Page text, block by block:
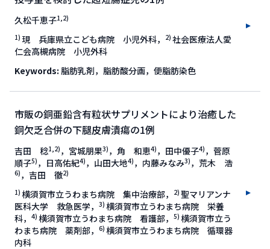
久松千恵子1,2)
1) 現 兵庫県立こども病院 小児外科， 2) 社会医療法人愛
仁会高槻病院 小児外科
Keywords: 脂肪乳剤，脂肪酸分画，便脂肪染色
市販の銅亜鉛含有粒状サプリメントにより治癒した
銅欠乏合併の下腿皮膚潰瘍の1例
吉田 稔1,2) ，宮城朋果3) ，角 和恵4) ，田中優子4) ，菅原
順子5) ，日高佑紀4) ，山田大地4) ，内藤みなみ3) ，荒木 浩
6) ，吉田 徹2)
1) 横須賀市立うわまち病院 集中治療部， 2) 聖マリアンナ
医科大学 救急医学， 3) 横須賀市立うわまち病院 栄養
科， 4) 横須賀市立うわまち病院 看護部， 5) 横須賀市立う
わまち病院 薬剤部， 6) 横須賀市立うわまち病院 循環器
内科